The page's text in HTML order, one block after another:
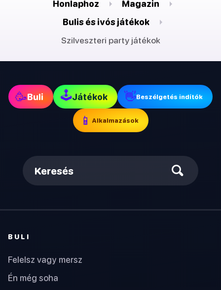
Honlaphoz
Magazin
Bulis és ivós játékok
Szilveszteri party játékok
🥳Buli 🕹Játékok 👋Beszélgetés indítók
📱 Alkalmazások
Keresés
BULI
Felelsz vagy mersz
Én még soha